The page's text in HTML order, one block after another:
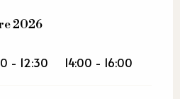
31 décembre 2026
2026
- 12:30 14:00 - 16:00